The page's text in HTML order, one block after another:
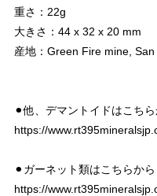
重さ：22g
大きさ：44 x 32 x 20 mm
産地：Green Fire mine,
⚫︎他、デマントイドはこちら
https://
⚫︎ガーネット類はこちらから
https://